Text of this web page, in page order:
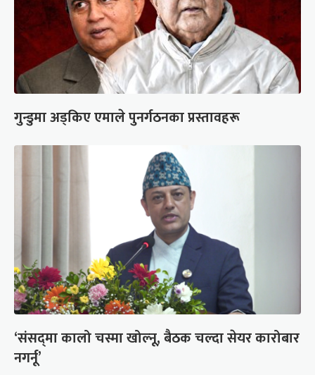
गुन्डुमा अड्किए एमाले पुनर्गठनका प्रस्तावहरू
‘संसद्‍मा कालो चस्मा खोल्नू, बैठक चल्दा सेयर कारोबार
नगर्नू’